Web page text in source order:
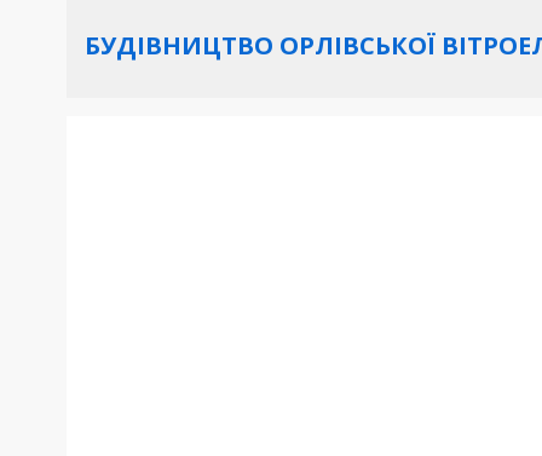
БУДІВНИЦТВО ОРЛІВСЬКОЇ